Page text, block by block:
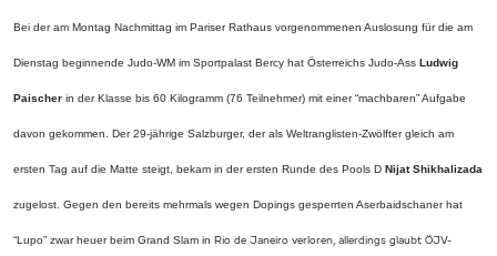
Bei der am Montag Nachmittag im Pariser Rathaus vorgenommenen Auslosung für die am
Dienstag beginnende Judo-WM im Sportpalast Bercy hat Österreichs Judo-Ass Ludwig
Paischer in der Klasse bis 60 Kilogramm (76 Teilnehmer) mit einer “machbaren” Aufgabe
davon gekommen. Der 29-jährige Salzburger, der als Weltranglisten-Zwölfter gleich am
ersten Tag auf die Matte steigt, bekam in der ersten Runde des Pools D Nijat Shikhalizada
zugelost. Gegen den bereits mehrmals wegen Dopings gesperrten Aserbaidschaner hat
“Lupo” zwar heuer beim Grand Slam in Rio de Janeiro verloren, allerdings glaubt ÖJV-